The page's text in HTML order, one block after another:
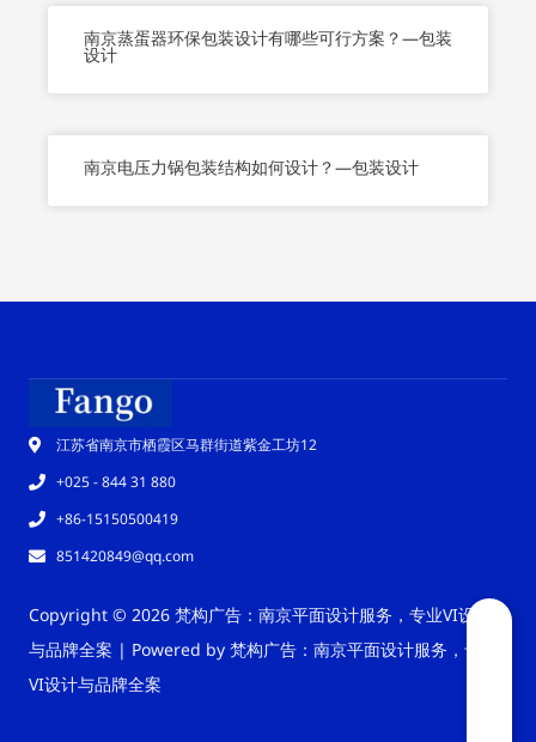
南京蒸蛋器环保包装设计有哪些可行方案？—包装
设计
南京电压力锅包装结构如何设计？—包装设计
江苏省南京市栖霞区马群街道紫金工坊12
+025 - 844 31 880
+86-15150500419
851420849@qq.com
Copyright © 2026 梵构广告：南京平面设计服务，专业VI设计
与品牌全案 | Powered by 梵构广告：南京平面设计服务，专业
VI设计与品牌全案